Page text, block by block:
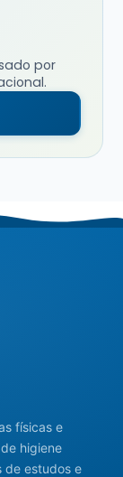
por
físicas e
higiene
de estudos e